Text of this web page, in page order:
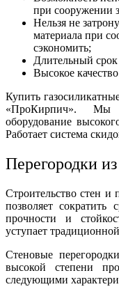
при сооружении
Нельзя не
материала при
сэкономить;
Длительный
Высокое
Купить
«ПроКирпич». Мы
оборудование
Работает система
Перегородки
Строительство стен и
позволяет
прочности и
уступает
Стеновые
высокой степени
следующими